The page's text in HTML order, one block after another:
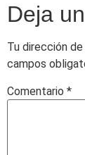
Deja
Tu dirección
campos
Comentario *